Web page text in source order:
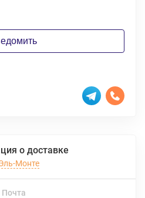
о доставке
Монте
Почта